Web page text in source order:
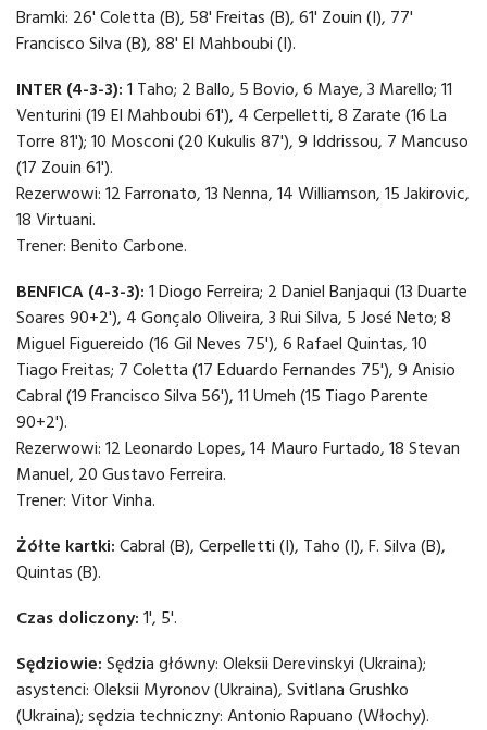
Bramki: 26' Coletta (B), 58' Freitas (B), 61' Zouin (I), 77'
Francisco Silva (B), 88' El Mahboubi (I).
INTER (4-3-3): 1 Taho; 2 Ballo, 5 Bovio, 6 Maye, 3 Marello; 11
Venturini (19 El Mahboubi 61'), 4 Cerpelletti, 8 Zarate (16 La
Torre 81'); 10 Mosconi (20 Kukulis 87'), 9 Iddrissou, 7 Mancuso
(17 Zouin 61').
Rezerwowi: 12 Farronato, 13 Nenna, 14 Williamson, 15 Jakirovic,
18 Virtuani.
Trener: Benito Carbone.
BENFICA (4-3-3): 1 Diogo Ferreira; 2 Daniel Banjaqui (13 Duarte
Soares 90+2'), 4 Gonçalo Oliveira, 3 Rui Silva, 5 José Neto; 8
Miguel Figuereido (16 Gil Neves 75'), 6 Rafael Quintas, 10
Tiago Freitas; 7 Coletta (17 Eduardo Fernandes 75'), 9 Anisio
Cabral (19 Francisco Silva 56'), 11 Umeh (15 Tiago Parente
90+2').
Rezerwowi: 12 Leonardo Lopes, 14 Mauro Furtado, 18 Stevan
Manuel, 20 Gustavo Ferreira.
Trener: Vitor Vinha.
Żółte kartki: Cabral (B), Cerpelletti (I), Taho (I), F. Silva (B),
Quintas (B).
Czas doliczony: 1', 5'.
Sędziowie: Sędzia główny: Oleksii Derevinskyi (Ukraina);
asystenci: Oleksii Myronov (Ukraina), Svitlana Grushko
(Ukraina); sędzia techniczny: Antonio Rapuano (Włochy).